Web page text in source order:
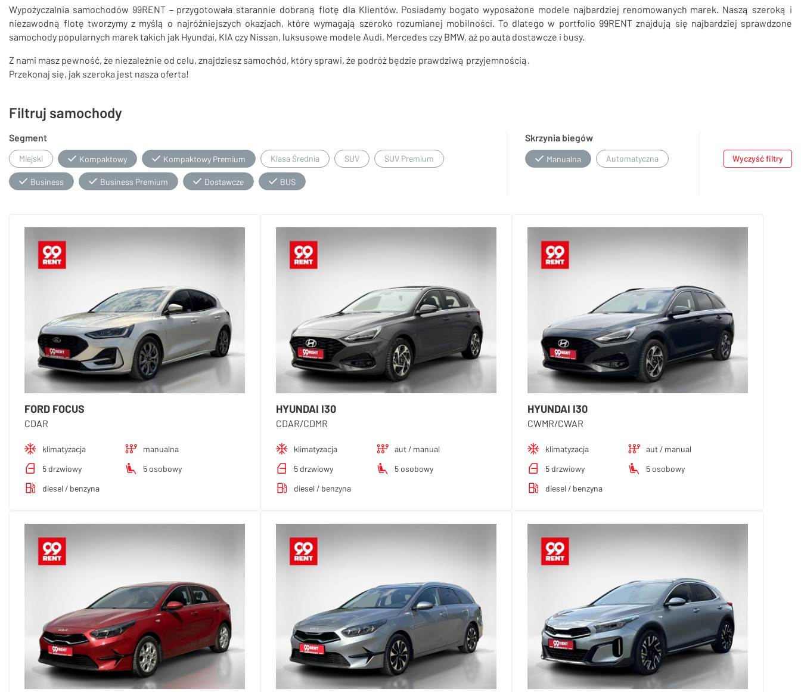
Wypożyczalnia samochodów 99RENT – przygotowała starannie dobraną flotę dla Klientów. Posiadamy bogato wyposażone modele najbardziej renomowanych marek. Naszą szeroką i
niezawodną flotę tworzymy z myślą o najróżniejszych okazjach, które wymagają szeroko rozumianej mobilności. To dlatego w portfolio 99RENT znajdują się najbardziej sprawdzone
samochody popularnych marek takich jak Hyundai, KIA czy Nissan, luksusowe modele Audi, Mercedes czy BMW, aż po auta dostawcze i busy.
Z nami masz pewność, że niezależnie od celu, znajdziesz samochód, który sprawi, że podróż będzie prawdziwą przyjemnością.
Przekonaj się, jak szeroka jest nasza oferta!
Filtruj samochody
Segment
Miejski Kompaktowy Kompaktowy Premium Klasa Średnia SUV SUV Premium
Business Business Premium Dostawcze BUS
Skrzynia biegów
Manualna Automatyczna Wyczyść filtry
FORD FOCUS
CDAR
klimatyzacja
manualna
5 drzwiowy
5 osobowy
diesel / benzyna
HYUNDAI I30
CDAR/CDMR
klimatyzacja
aut / manual
5 drzwiowy
5 osobowy
diesel / benzyna
HYUNDAI I30
CWMR/CWAR
klimatyzacja
aut / manual
5 drzwiowy
5 osobowy
diesel / benzyna